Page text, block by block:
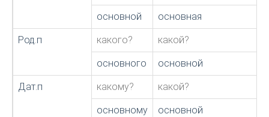
основной основная
Род.п какого? какой?
основного основной
Дат.п какому? какой?
основному основной